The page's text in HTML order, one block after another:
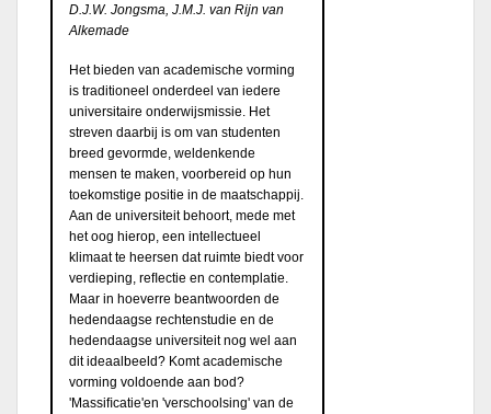
D.J.W. Jongsma, J.M.J. van Rijn van
Alkemade
Het bieden van academische vorming
is traditioneel onderdeel van iedere
universitaire onderwijsmissie. Het
streven daarbij is om van studenten
breed gevormde, weldenkende
mensen te maken, voorbereid op hun
toekomstige positie in de maatschappij.
Aan de universiteit behoort, mede met
het oog hierop, een intellectueel
klimaat te heersen dat ruimte biedt voor
verdieping, reﬂectie en contemplatie.
Maar in hoeverre beantwoorden de
hedendaagse rechtenstudie en de
hedendaagse universiteit nog wel aan
dit ideaalbeeld? Komt academische
vorming voldoende aan bod?
'Massiﬁcatie'en 'verschoolsing' van de